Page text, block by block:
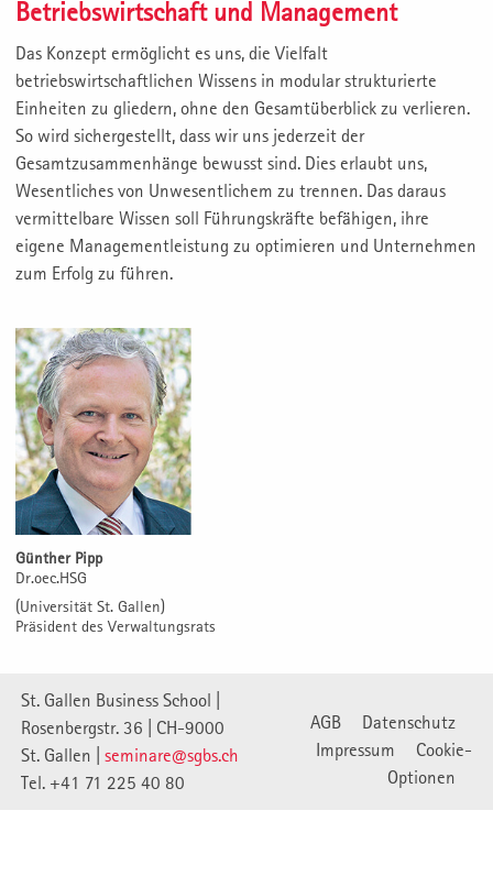
Betriebswirtschaft und Management
Das Konzept ermöglicht es uns, die Vielfalt
betriebswirtschaftlichen Wissens in modular strukturierte
Einheiten zu gliedern, ohne den Gesamtüberblick zu verlieren.
So wird sichergestellt, dass wir uns jederzeit der
Gesamtzusammenhänge bewusst sind. Dies erlaubt uns,
Wesentliches von Unwesentlichem zu trennen. Das daraus
vermittelbare Wissen soll Führungskräfte befähigen, ihre
eigene Managementleistung zu optimieren und Unternehmen
zum Erfolg zu führen.
Günther Pipp
Dr.oec.HSG
(Universität St. Gallen)
Präsident des Verwaltungsrats
St. Gallen Business School |
Rosenbergstr. 36 | CH-9000
St. Gallen | seminare@sgbs.ch
Tel. +41 71 225 40 80
AGB
Datenschutz
Impressum
Cookie-
Optionen